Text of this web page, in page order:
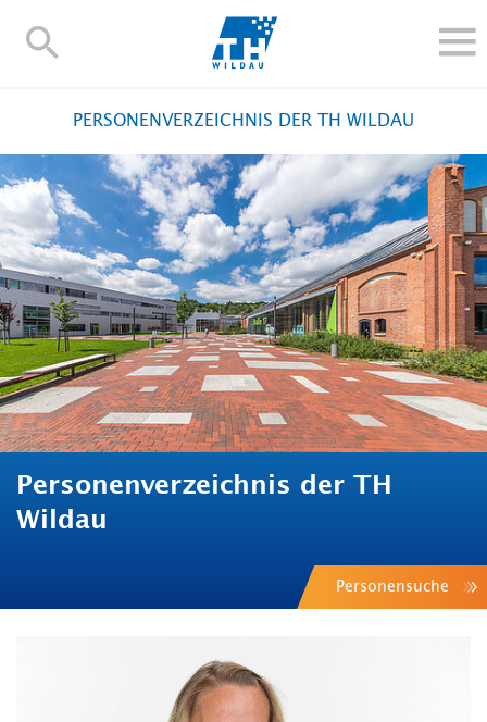
TH-
FORSCHUNG UND TRANSFER
ALUMNI
HOCHSCHULE
INTERNATIONAL
BESCHÄFTIGTE
Blogs Kontakt und Anfahrt Webmail Moodle
TH Online-Portal Personensuche English
PERSONENVERZEICHNIS DER TH WILDAU
Personenverzeichnis der TH
Wildau
Personensuche